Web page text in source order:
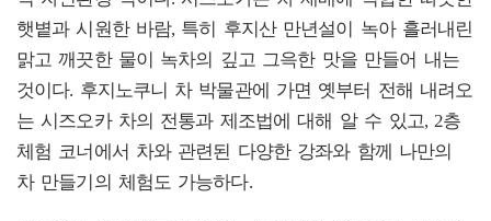
햇볕과 시원한 바람, 특히 후지산 만년설이 녹아 흘러내린
맑고 깨끗한 물이 녹차의 깊고 그윽한 맛을 만들어 내는
것이다. 후지노쿠니 차 박물관에 가면 옛부터 전해 내려오
는 시즈오카 차의 전통과 제조법에 대해 알 수 있고, 2층
체험 코너에서 차와 관련된 다양한 강좌와 함께 나만의
차 만들기의 체험도 가능하다.